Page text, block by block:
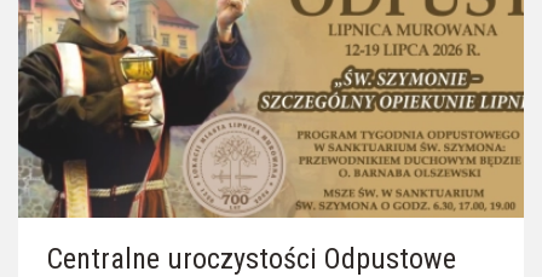
Centralne uroczystości Odpustowe